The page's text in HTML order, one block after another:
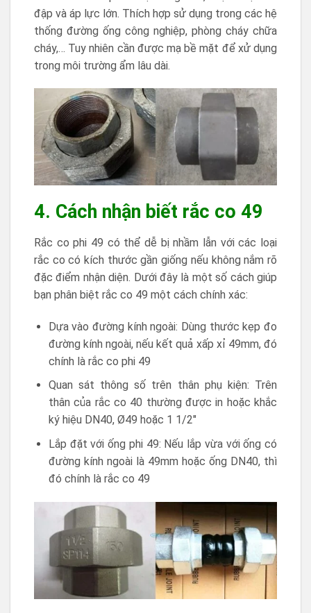
đập và áp lực lớn. Thích hợp sử dụng trong các hệ
thống đường ống công nghiệp, phòng cháy chữa
cháy,… Tuy nhiên cần được mạ bề mặt để xử dụng
trong môi trường ẩm lâu dài.
4. Cách nhận biết rắc co 49
Rắc co phi 49 có thể dễ bị nhầm lẫn với các loại
rắc co có kích thước gần giống nếu không nắm rõ
đặc điểm nhận diện. Dưới đây là một số cách giúp
bạn phân biệt rắc co 49 một cách chính xác:
Dựa vào đường kính ngoài: Dùng thước kẹp đo
đường kính ngoài, nếu kết quả xấp xỉ 49mm, đó
chính là rắc co phi 49
Quan sát thông số trên thân phụ kiện: Trên
thân của rắc co 40 thường được in hoặc khắc
ký hiệu DN40, Ø49 hoặc 1 1/2″
Lắp đặt với ống phi 49: Nếu lắp vừa với ống có
đường kính ngoài là 49mm hoặc ống DN40, thì
đó chính là rắc co 49